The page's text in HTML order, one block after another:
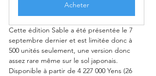
Acheter
Cette édition Sable a été présentée le 7
septembre dernier et est limitée donc à
500 unités seulement, une version donc
assez rare même sur le sol japonais.
Disponible à partir de 4 227 000 Yens (26